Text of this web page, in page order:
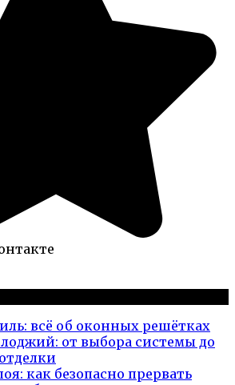
всё об оконных решётках
от выбора системы до
как безопасно прервать